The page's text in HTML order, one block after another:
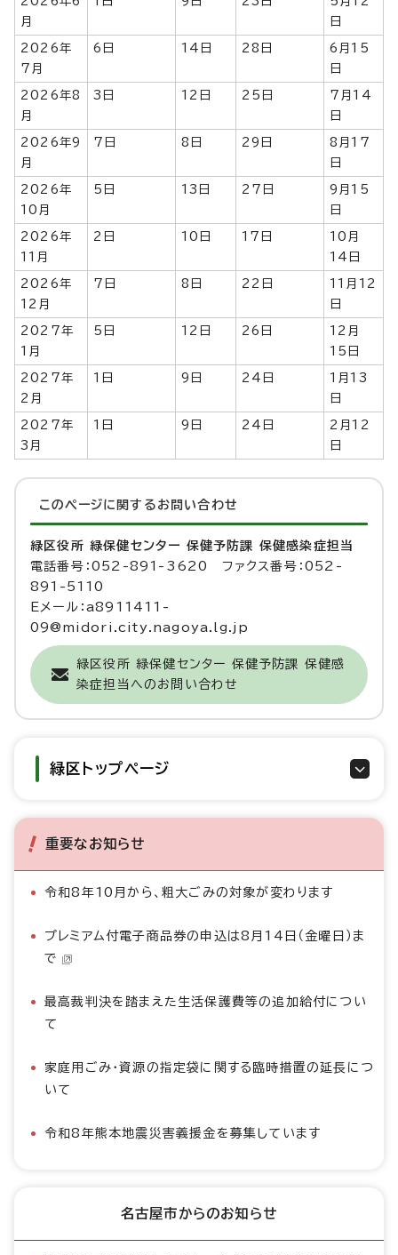
月
日
2026年
7月
6日 14日 28日
6月15
日
2026年8
月
3日 12日 25日
7月14
日
2026年9
月
7日 8日 29日
8月17
日
2026年
10月
5日 13日 27日
9月15
日
2026年
11月
2日 10日 17日
10月
14日
2026年
12月
7日 8日 22日
11月12
日
2027年
1月
5日 12日 26日
12月
15日
2027年
2月
1日 9日 24日
1月13
日
2027年
3月
1日 9日 24日
2月12
日
このページに関する お問い合わせ
緑区役所 緑保健センター 保健予防課 保健感染症担当
電話番号：052-891-3620 ファクス番号：052-
891-5110
Eメール：a8911411-
09@midori.city.nagoya.lg.jp
緑区役所 緑保健センター 保健予防課 保健感
染症担当へのお問い合わせ
緑区トップページ
重要なお知らせ
令和8年10月から、粗大ごみの対象が変わります
プレミアム付電子商品券の申込は8月14日（金曜日）ま
で
最高裁判決を踏まえた生活保護費等の追加給付につい
て
家庭用ごみ・資源の指定袋に関する臨時措置の延長につ
いて
令和8年熊本地震災害義援金を募集しています
名古屋市からのお知らせ